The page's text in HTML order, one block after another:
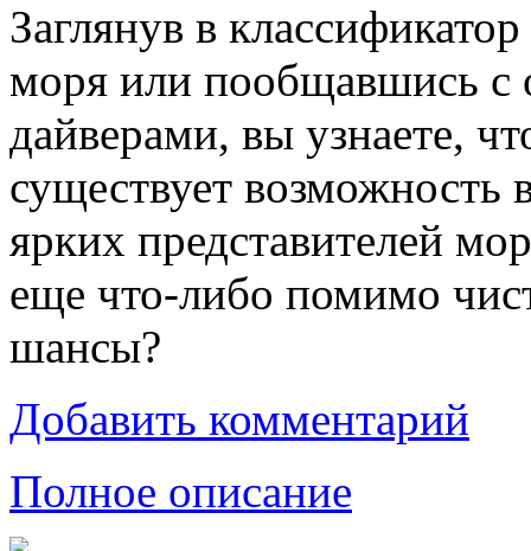
Заглянув в
моря или пообщавшись
дайверами, вы узнаете,
существует возможность
ярких представителей
еще что-либо помимо
шансы?
Добавить комментарий
Полное описание